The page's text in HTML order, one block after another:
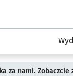
za nami. Zobaczcie